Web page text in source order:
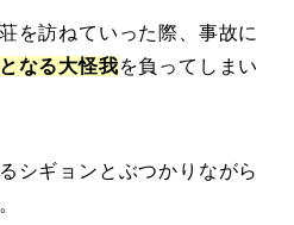
を訪ねていった際、事故に
なる大怪我を負ってしまい
シギョンとぶつかりながら